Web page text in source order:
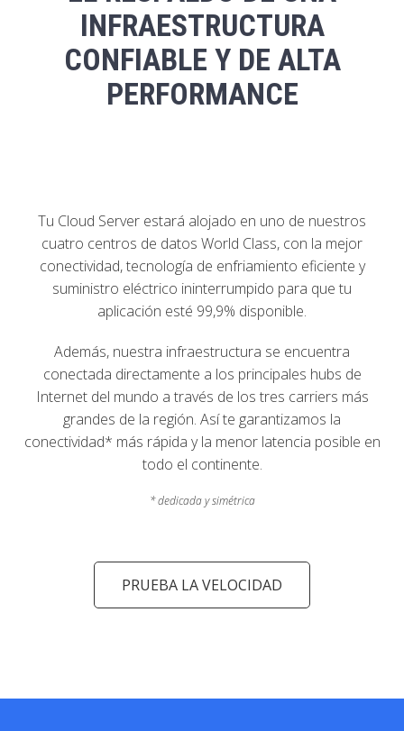
INFRAESTRUCTURA
CONFIABLE Y DE ALTA
PERFORMANCE
Tu Cloud Server estará alojado en uno de nuestros
cuatro centros de datos World Class, con la mejor
conectividad, tecnología de enfriamiento eficiente y
suministro eléctrico ininterrumpido para que tu
aplicación esté 99,9% disponible.
Además, nuestra infraestructura se encuentra
conectada directamente a los principales hubs de
Internet del mundo a través de los tres carriers más
grandes de la región. Así te garantizamos la
conectividad* más rápida y la menor latencia posible en
todo el continente.
* dedicada y simétrica
PRUEBA LA VELOCIDAD